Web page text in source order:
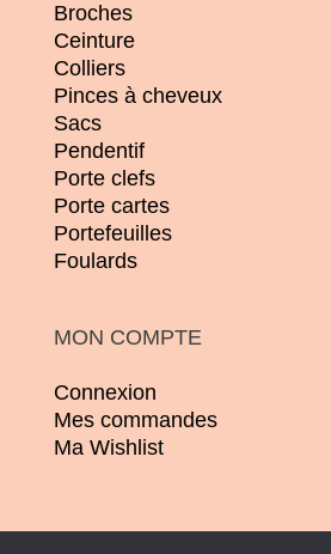
Broches
Ceinture
Colliers
Pinces à cheveux
Sacs
Pendentif
Porte clefs
Porte cartes
Portefeuilles
Foulards
MON COMPTE
Connexion
Mes commandes
Ma Wishlist